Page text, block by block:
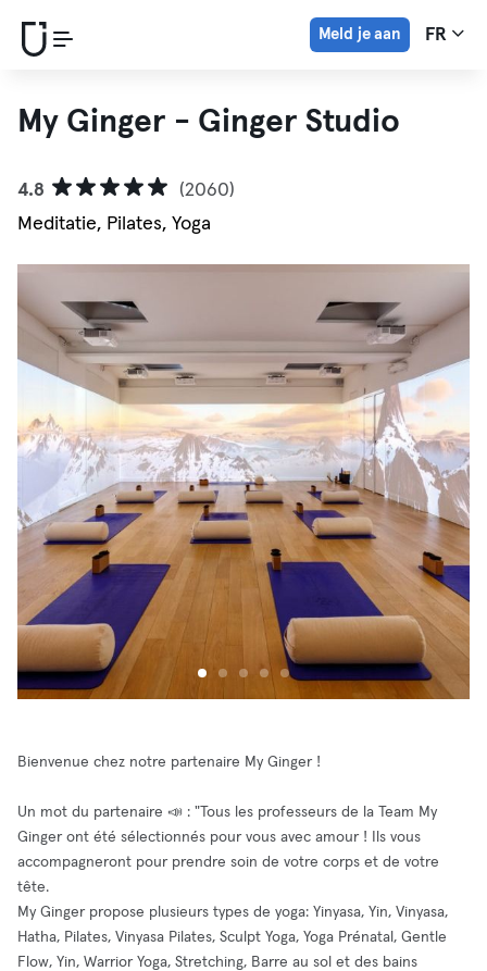
Meld je aan FR
My Ginger - Ginger Studio
4.8
(2060)
Meditatie, Pilates, Yoga
Bienvenue chez notre partenaire My Ginger !
Un mot du partenaire 📣 : "Tous les professeurs de la Team My
Ginger ont été sélectionnés pour vous avec amour ! Ils vous
accompagneront pour prendre soin de votre corps et de votre
tête.
My Ginger propose plusieurs types de yoga: Yinyasa, Yin, Vinyasa,
Hatha, Pilates, Vinyasa Pilates, Sculpt Yoga, Yoga Prénatal, Gentle
Flow, Yin, Warrior Yoga, Stretching, Barre au sol et des bains